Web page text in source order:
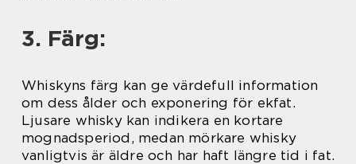
3. Färg:
Whiskyns färg kan ge värdefull information
om dess ålder och exponering för ekfat.
Ljusare whisky kan indikera en kortare
mognadsperiod, medan mörkare whisky
vanligtvis är äldre och har haft längre tid i fat.